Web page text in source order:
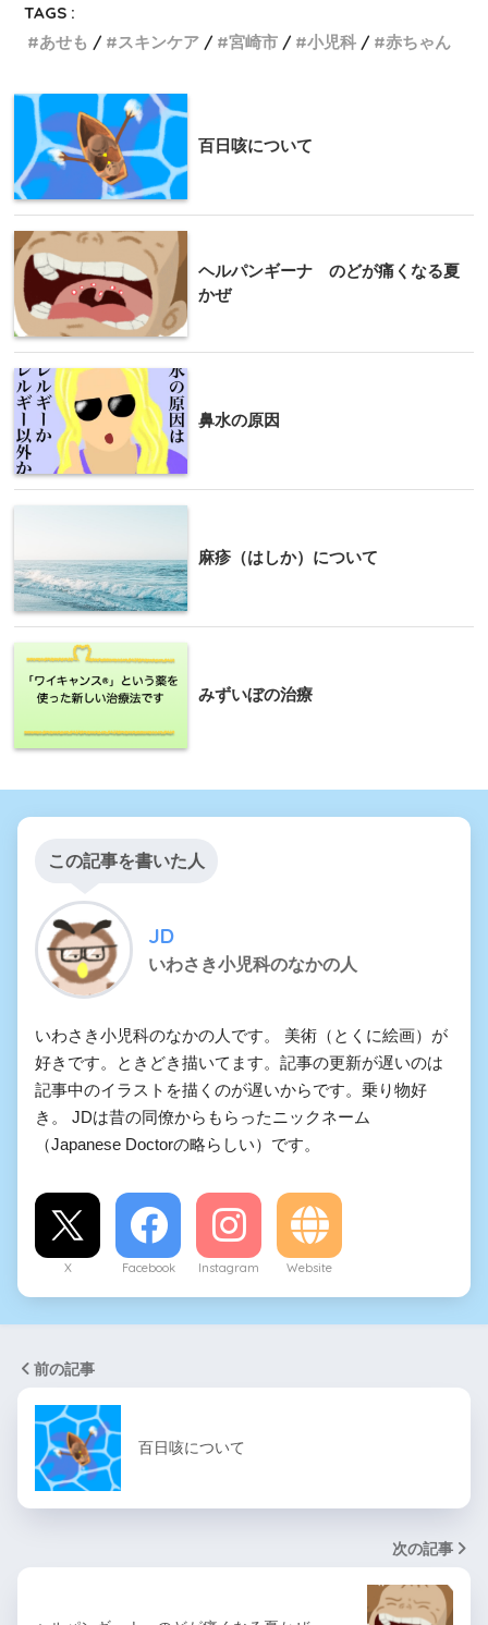
TAGS :
あせも
スキンケア 宮崎市 小児科 赤ちゃん
百日咳について
ヘルパンギーナ のどが痛くなる夏
かぜ
鼻水の原因
麻疹（はしか）について
みずいぼの治療
この記事を書いた人
JD
いわさき小児科のなかの人
いわさき小児科のなかの人です。 美術（とくに絵画）が
好きです。ときどき描いてます。記事の更新が遅いのは
記事中のイラストを描くのが遅いからです。乗り物好
き。 JDは昔の同僚からもらったニックネーム
（Japanese Doctorの略らしい）です。
X Facebook Instagram Website
前の記事
百日咳について
次の記事